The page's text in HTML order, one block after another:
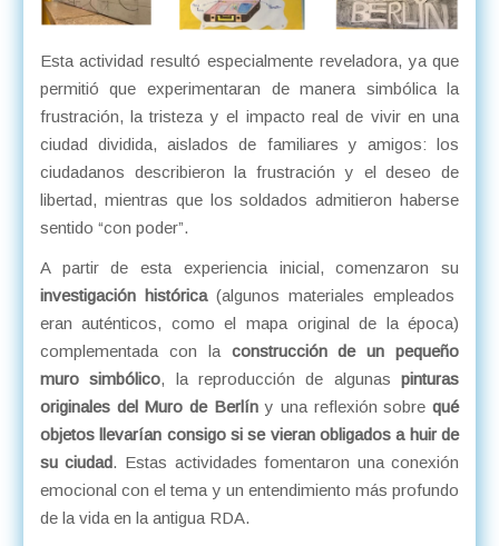
Esta actividad resultó especialmente reveladora, ya que
permitió que experimentaran de manera simbólica la
frustración, la tristeza y el impacto real de vivir en una
ciudad dividida, aislados de familiares y amigos: los
ciudadanos describieron la frustración y el deseo de
libertad, mientras que los soldados admitieron haberse
sentido “con poder”.
A partir de esta experiencia inicial, comenzaron su
investigación histórica(algunos materiales empleados
eran auténticos, como el mapa original de la época)
complementada con la construcción de un pequeño
muro simbólico, la reproducción de algunaspinturas
originales del Muro de Berlín y una reflexión sobrequé
objetos llevarían consigo si se vieran obligados a huir de
su ciudad. Estas actividades fomentaron una conexión
emocional con el tema y un entendimiento más profundo
de la vida en la antigua RDA.